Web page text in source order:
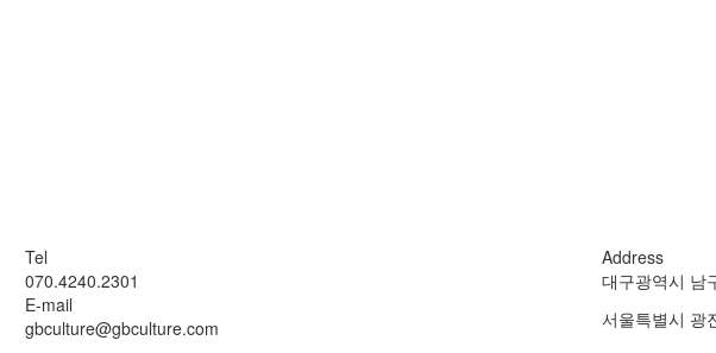
Tel
070.4240.2301
E-mail
gbculture@gbculture.com
Address
대구광역시 남
서울특별시 광